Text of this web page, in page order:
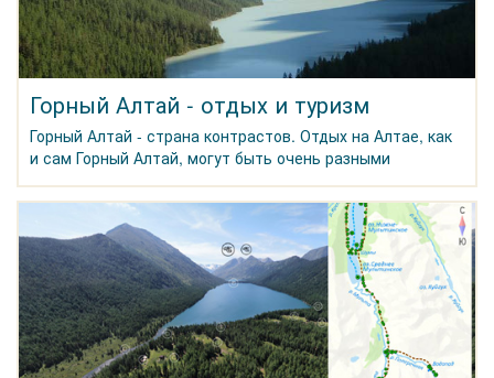
Горный Алтай - отдых и туризм
Горный Алтай - страна контрастов. Отдых на Алтае, как
и сам Горный Алтай, могут быть очень разными